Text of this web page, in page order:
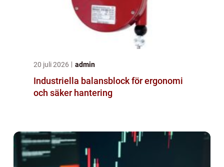
20 juli 2026 admin
Industriella balansblock för ergonomi
och säker hantering